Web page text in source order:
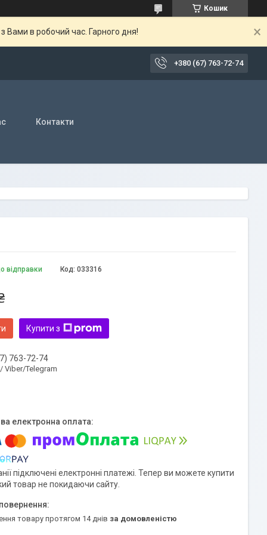
Кошик
в робочий час. Гарного дня!
+380 (67) 763-72-74
Контакти
відправки Код: 033316
Купити з
763-72-74
Viber/Telegram
підключені електронні платежі. Тепер ви можете купити
товар не покидаючи сайту.
товару протягом 14 днів за домовленістю